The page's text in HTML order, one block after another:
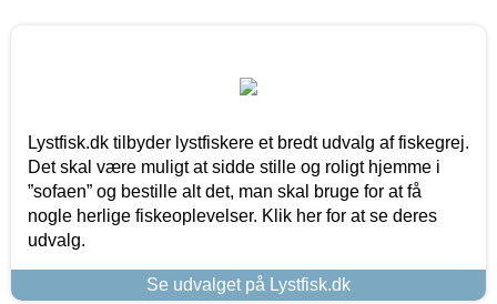
Lystfisk.dk tilbyder lystfiskere et bredt udvalg af fiskegrej.
Det skal være muligt at sidde stille og roligt hjemme i
”sofaen” og bestille alt det, man skal bruge for at få
nogle herlige fiskeoplevelser. Klik her for at se deres
udvalg.
Se udvalget på Lystfisk.dk